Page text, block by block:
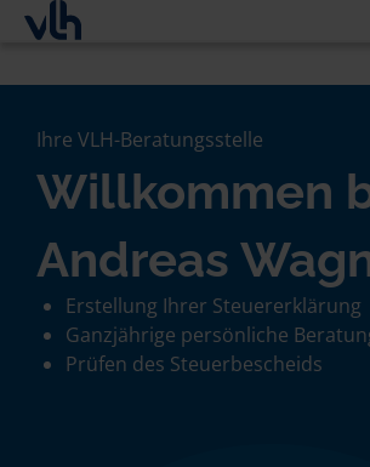
Ihre VLH-Beratungsstelle
Willkommen
Andreas
Erstellung Ihrer Steuererklärung
Ganzjährige persönliche
Prüfen des Steuerbescheids